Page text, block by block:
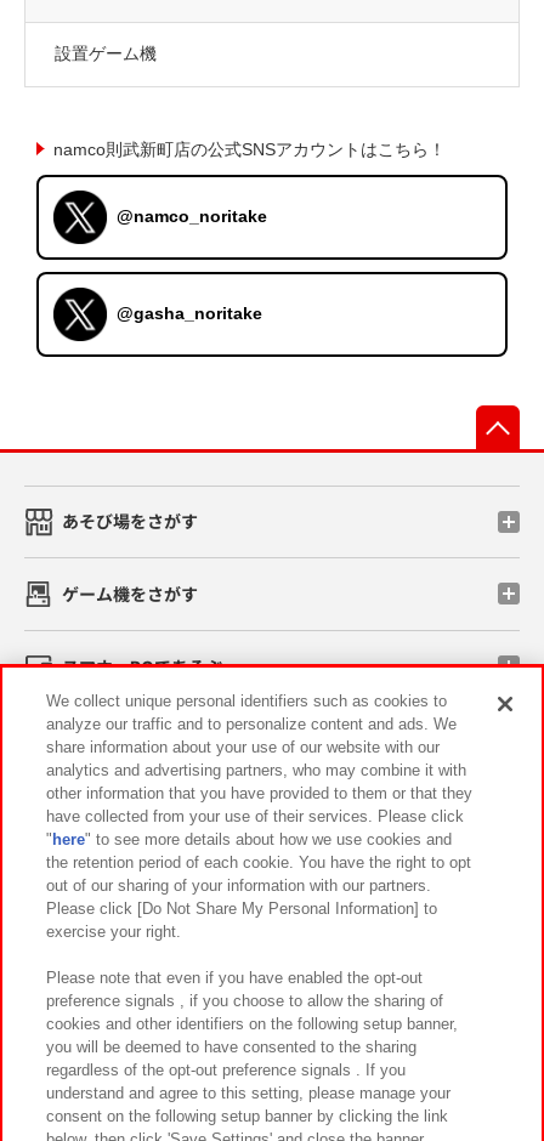
設置ゲーム機
namco則武新町店の公式SNSアカウントはこちら！
@namco_noritake
@gasha_noritake
あそび場をさがす
ゲーム機をさがす
スマホ・PCであそぶ
イベント・キャンペーン
関連会社 サステナビリティ サイトポリシー
プライバシーポリシー ウェブアクセシビリティ方針と検証結果
お取引先さまとともに
カスタマーハラスメント対応方針 よくあるご質問・お問い合わせ
We collect unique personal identifiers such as cookies to
analyze our traffic and to personalize content and ads. We
share information about your use of our website with our
analytics and advertising partners, who may combine it with
other information that you have provided to them or that they
have collected from your use of their services. Please click
" here" to see more details about how we use cookies and
the retention period of each cookie. You have the right to opt
out of our sharing of your information with our partners.
Please click [Do Not Share My Personal Information] to
exercise your right.
Please note that even if you have enabled the opt-out
preference signals , if you choose to allow the sharing of
cookies and other identifiers on the following setup banner,
you will be deemed to have consented to the sharing
regardless of the opt-out preference signals . If you
understand and agree to this setting, please manage your
consent on the following setup banner by clicking the link